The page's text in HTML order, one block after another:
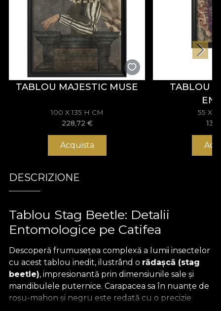
TABLOU MAJESTIC MUSE
100 X 135 H CM
228,72 €
Acquista
TABLOU
55 X
DESCRIZIONE
Tablou Stag Beetle: Detalii
Entomologice pe Catifea
Descoperă frumusețea complexă a lumii insectelor
cu acest tablou inedit, ilustrând o rădașcă (stag
beetle), impresionantă prin dimensiunile sale și
mandibulele puternice. Carapacea sa în nuanțe de
roșu-mahon și negru este redată cu o precizie